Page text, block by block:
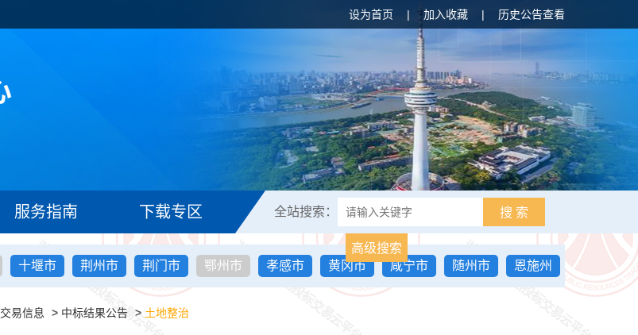
设为首页 | 加入收藏 | 历史公告查看
服务指南 下载专区 全站搜索： 搜 索
高级搜索
十堰市 荆州市 荆门市 鄂州市 孝感市 黄冈市 咸宁市 随州市
恩施州
交易信息 > 中标结果公告 > 土地整治